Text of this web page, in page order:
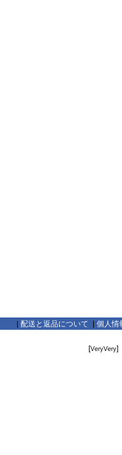
| 配送と返品について | 個人情
[VeryVery]